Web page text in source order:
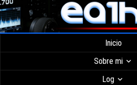
Inicio
Sobre mi
Log